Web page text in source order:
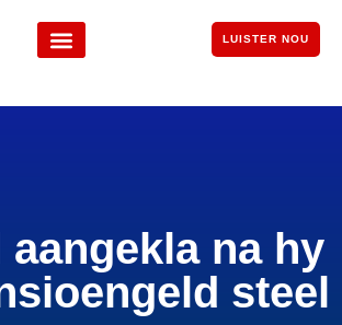
LUISTER NOU
aangekla na hy
steel